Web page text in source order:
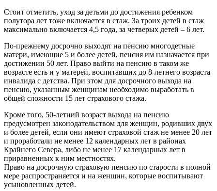
Стоит отметить, уход за детьми до достижения ребенком
полутора лет тоже включается в стаж. За троих детей в стаж
максимально включается 4,5 года, за четверых детей – 6 лет.
По-прежнему досрочно выходят на пенсию многодетные
матери, имеющие 5 и более детей, пенсия им назначается при
достижении 50 лет. Право выйти на пенсию в таком же
возрасте есть и у матерей, воспитавших до 8-летнего возраста
инвалида с детства. При этом для досрочного выхода на
пенсию, указанным женщинам необходимо выработать в
общей сложности 15 лет страхового стажа.
Кроме того, 50-летний возраст выхода на пенсию
предусмотрен законодательством для женщин, родивших двух
и более детей, если они имеют страховой стаж не менее 20 лет
и проработали не менее 12 календарных лет в районах
Крайнего Севера, либо не менее 17 календарных лет в
приравненных к ним местностях.
Право на досрочную страховую пенсию по старости в полной
мере распространяется и на женщин, которые воспитывают
усыновленных детей.